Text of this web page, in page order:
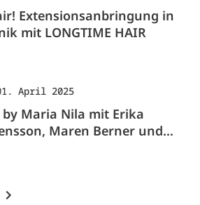
Extensionsanbringung in
mit LONGTIME HAIR
April 2025
by Maria Nila mit Erika
Maren Berner und